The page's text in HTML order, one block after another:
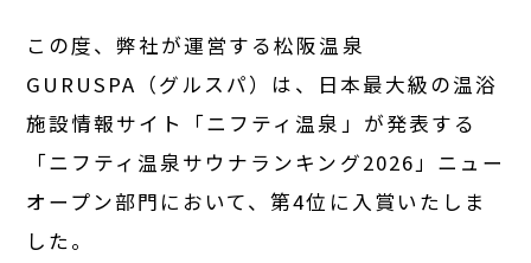
この度、弊社が運営する松阪温泉
GURUSPA（グルスパ）は、日本最大級の温浴
施設情報サイト「ニフティ温泉」が発表する
「ニフティ温泉サウナランキング2026」ニュー
オープン部門において、第4位に入賞いたしま
した。